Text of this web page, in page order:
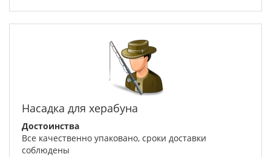
Насадка для херабуна
Достоинства
Все качественно упаковано, сроки доставки
соблюдены